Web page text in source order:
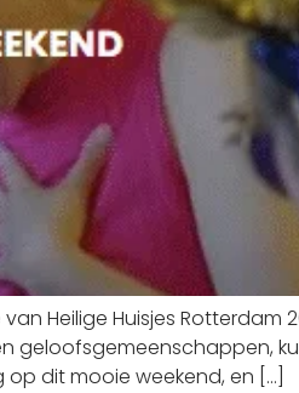
Heilige Huisjes Rotterdam
geloofsgemeenschappen,
op dit mooie weekend, en […]